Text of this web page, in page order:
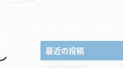
最近の投稿